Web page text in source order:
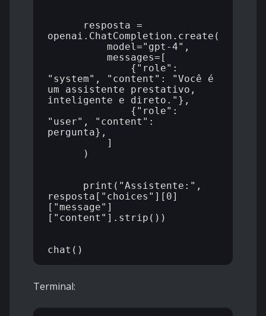
resposta =
openai.ChatCompletion.create(
model="gpt-4",
messages=[
{"role":
"system", "content": "Você é
um assistente prestativo,
inteligente e direto."},
{"role":
"user", "content":
pergunta},
]
)
print("Assistente:",
resposta["choices"][0]
["message"]
["content"].strip())
Terminal: